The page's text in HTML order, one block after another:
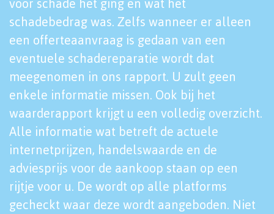
voor schade het ging en wat het
schadebedrag was. Zelfs wanneer er alleen
een offerteaanvraag is gedaan van een
eventuele schadereparatie wordt dat
meegenomen in ons rapport. U zult geen
enkele informatie missen. Ook bij het
waarderapport krijgt u een volledig overzicht.
Alle informatie wat betreft de actuele
internetprijzen, handelswaarde en de
adviesprijs voor de aankoop staan op een
rijtje voor u. De wordt op alle platforms
gecheckt waar deze wordt aangeboden. Niet